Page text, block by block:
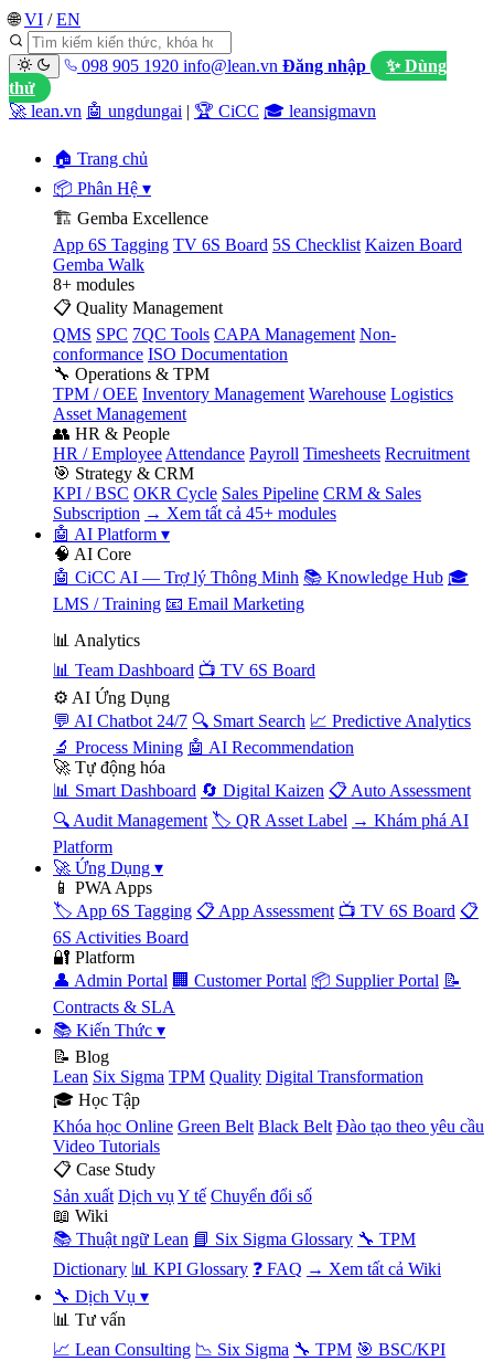
🌐 VI / EN
098 905 1920 info@lean.vn Đăng nhập
✨ Dùng
thử
🚀 lean.vn 🤖 ungdungai | 🏆 CiCC 🎓 leansigmavn
🏠 Trang chủ
📦 Phân Hệ ▾
🏗️ Gemba Excellence
App 6S Tagging TV 6S Board 5S Checklist Kaizen Board
Gemba Walk
8+ modules
📋 Quality Management
QMS SPC 7QC Tools CAPA Management Non-
conformance ISO Documentation
🔧 Operations & TPM
TPM / OEE Inventory Management Warehouse Logistics
Asset Management
👥 HR & People
HR / Employee Attendance Payroll Timesheets Recruitment
🎯 Strategy & CRM
KPI / BSC OKR Cycle Sales Pipeline CRM & Sales
Subscription → Xem tất cả 45+ modules
🤖 AI Platform ▾
🧠 AI Core
🤖 CiCC AI — Trợ lý Thông Minh 📚 Knowledge Hub 🎓
LMS / Training 📧 Email Marketing
📊 Analytics
📊 Team Dashboard 📺 TV 6S Board
⚙️ AI Ứng Dụng
💬 AI Chatbot 24/7 🔍 Smart Search 📈 Predictive Analytics
🔬 Process Mining 🤖 AI Recommendation
🚀 Tự động hóa
📊 Smart Dashboard 🔄 Digital Kaizen 📋 Auto Assessment
🔍 Audit Management 🏷️ QR Asset Label → Khám phá AI
Platform
🚀 Ứng Dụng ▾
📱 PWA Apps
🏷️ App 6S Tagging 📋 App Assessment 📺 TV 6S Board 📋
6S Activities Board
🔐 Platform
👤 Admin Portal 🏢 Customer Portal 📦 Supplier Portal 📝
Contracts & SLA
📚 Kiến Thức ▾
📝 Blog
Lean Six Sigma TPM Quality Digital Transformation
🎓 Học Tập
Khóa học Online Green Belt Black Belt Đào tạo theo yêu cầu
Video Tutorials
📋 Case Study
Sản xuất Dịch vụ Y tế Chuyển đổi số
📖 Wiki
📚 Thuật ngữ Lean 📘 Six Sigma Glossary 🔧 TPM
Dictionary 📊 KPI Glossary ❓ FAQ → Xem tất cả Wiki
🔧 Dịch Vụ ▾
📊 Tư vấn
📈 Lean Consulting 📉 Six Sigma 🔧 TPM 🎯 BSC/KPI